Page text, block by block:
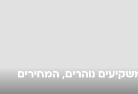
נוהרים, המחירים